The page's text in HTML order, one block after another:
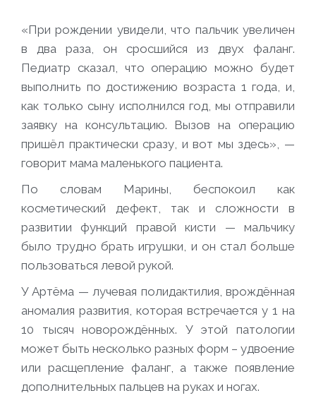
«При рождении увидели, что пальчик увеличен
в два раза, он сросшийся из двух фаланг.
Педиатр сказал, что операцию можно будет
выполнить по достижению возраста 1 года, и,
как только сыну исполнился год, мы отправили
заявку на консультацию. Вызов на операцию
пришёл практически сразу, и вот мы здесь», —
говорит мама маленького пациента.
По словам Марины, беспокоил как
косметический дефект, так и сложности в
развитии функций правой кисти — мальчику
было трудно брать игрушки, и он стал больше
пользоваться левой рукой.
У Артёма —лучевая полидактилия, врождённая
аномалия развития, которая встречается у 1 на
10 тысяч новорождённых. У этой патологии
может быть несколько разных форм – удвоение
или расщепление фаланг, а также появление
дополнительных пальцев на руках и ногах.